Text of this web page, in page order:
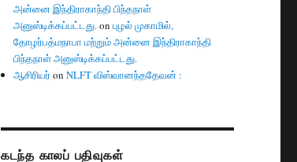
அன்னை இந்திராகாந்தி பிந்தநாள்
அனுஸ்டிக்கப்பட்டது.onபுழல் முகாமில்,
தோழர்பத்மநாபா மற்றும் அன்னை இந்திராகாந்தி
பிந்தநாள் அனுஸ்டிக்கப்பட்டது.
ஆசிரியர் onNLFT விஸ்வானந்ததேவன் :
கடந்த காலப் பதிவுகள்